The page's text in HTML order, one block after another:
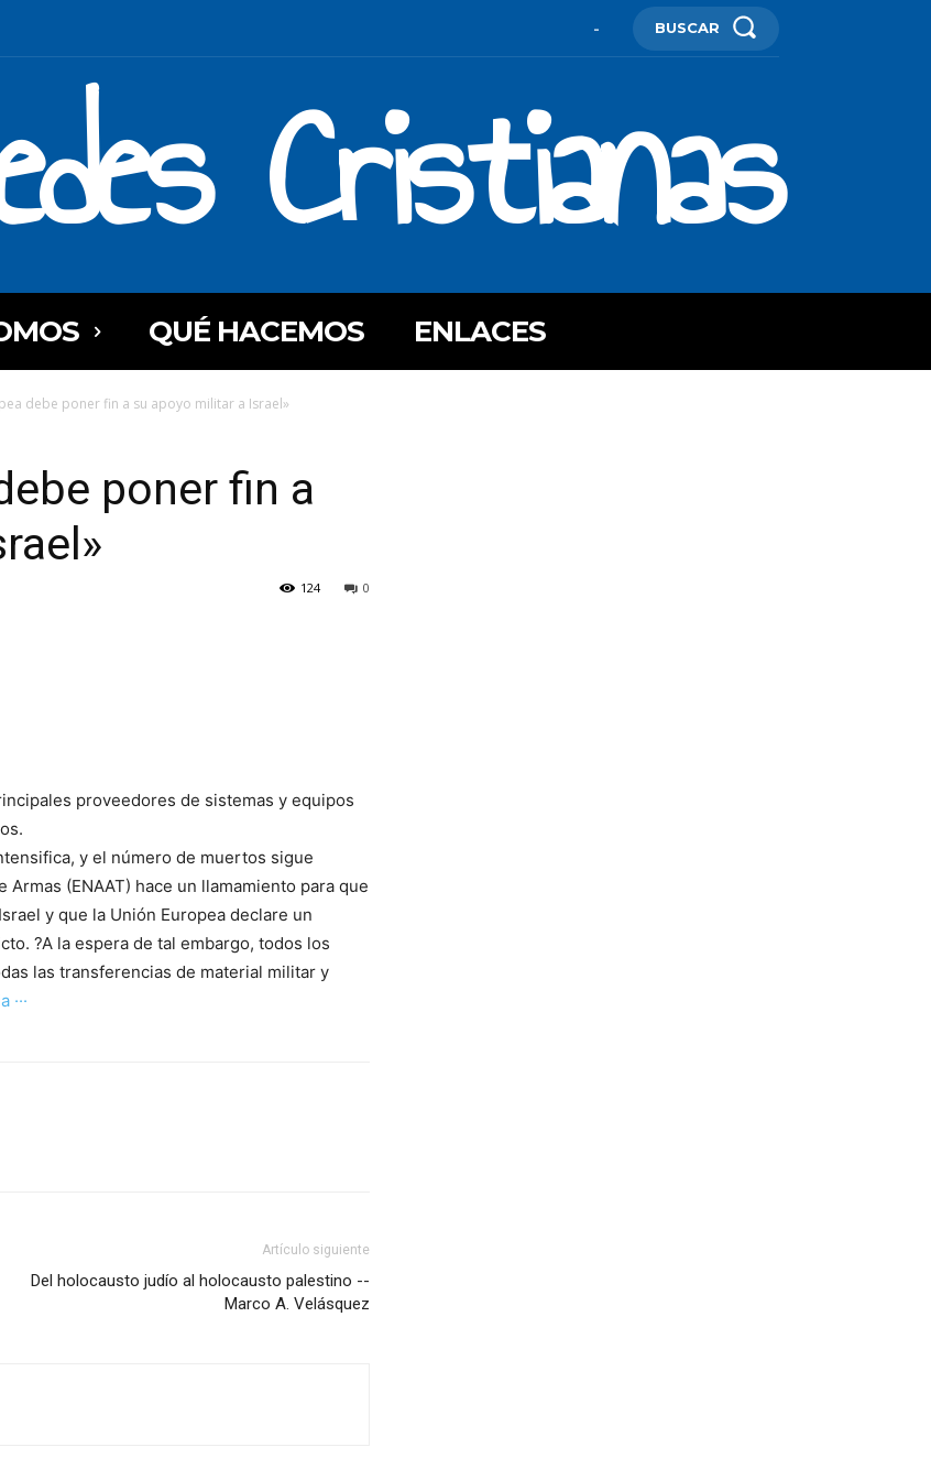
- BUSCAR
Cristianas
QUÉ HACEMOS ENLACES
debe poner fin a su apoyo militar a Israel»
poner fin a
0
124
proveedores de sistemas y equipos
y el número de muertos sigue
(ENAAT) hace un llamamiento para que
y que la Unión Europea declare un
?A la espera de tal embargo, todos los
las transferencias de material militar y
···
Artículo siguiente
Del holocausto judío al holocausto palestino --
Marco A. Velásquez